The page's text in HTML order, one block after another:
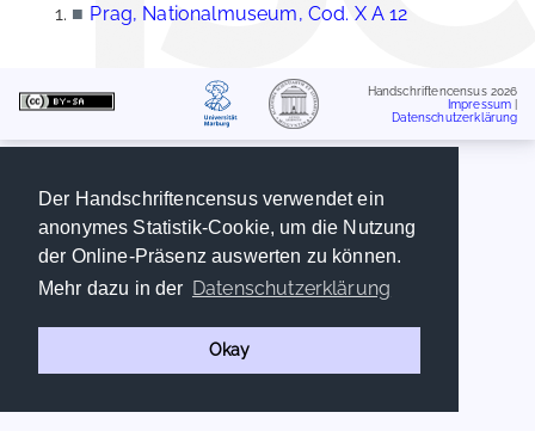
Der Handschriftencensus verwendet ein
anonymes Statistik-Cookie, um die Nutzung
der Online-Präsenz auswerten zu können.
Mehr dazu in der Datenschutzerklärung
Okay
■ Prag, Nationalmuseum, Cod. X A 12
Handschriftencensus 2026
Impressum
Datenschutzerklärung